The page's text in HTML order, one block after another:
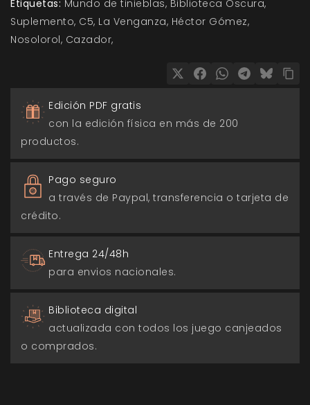
Etiquetas: Mundo de tinieblas Biblioteca Oscura
Suplemento C5 La Venganza Héctor Gómez
Nosolorol Cazador
Edición PDF gratis
con la edición física en más de 200
productos.
Pago seguro
a través de Paypal, transferencia o tarjeta de
crédito.
Entrega 24/48h
para envios nacionales.
Biblioteca digital
actualizada con todos los juego canjeados
o comprados.